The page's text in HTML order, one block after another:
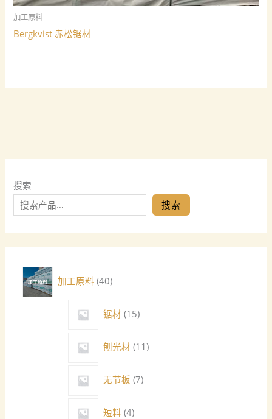
搜索
搜索
加工原料 40
锯材 15
刨光材 11
无节板 7
短料 4
加工原料
Bergkvist 赤松锯材